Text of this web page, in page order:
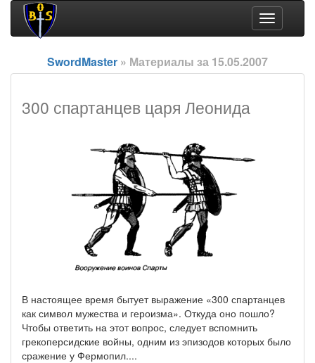
Toggle
navigation
SwordMaster » Материалы за 15.05.2007
300 спартанцев царя Леонида
В настоящее время бытует выражение «300 спартанцев
как символ мужества и героизма». Откуда оно пошло?
Чтобы ответить на этот вопрос, следует вспомнить
грекоперсидские войны, одним из эпизодов которых было
сражение у Фермопил....